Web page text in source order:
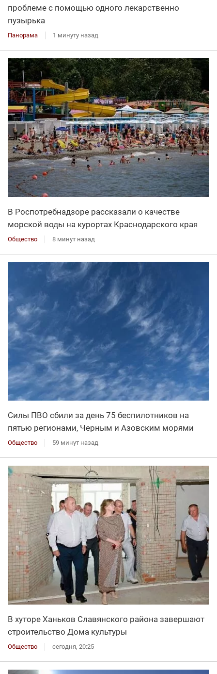
проблеме с помощью одного лекарственно
пузырька
Панорама 1 минуту назад
В Роспотребнадзоре рассказали о качестве
морской воды на курортах Краснодарского края
Общество 8 минут назад
Силы ПВО сбили за день 75 беспилотников на
пятью регионами, Черным и Азовским морями
Общество 59 минут назад
В хуторе Ханьков Славянского района завершают
строительство Дома культуры
Общество сегодня, 20:25